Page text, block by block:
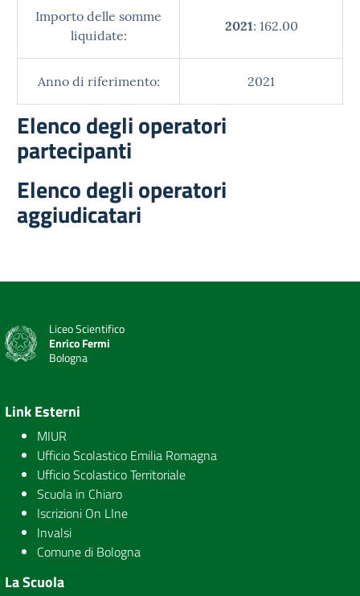
Importo delle somme
liquidate:
2021: 162.00
Anno di riferimento: 2021
Elenco degli operatori
partecipanti
Elenco degli operatori
aggiudicatari
Liceo Scientifico
Enrico Fermi
Bologna
Link Esterni
MIUR
Ufficio Scolastico Emilia Romagna
Ufficio Scolastico Territoriale
Scuola in Chiaro
Iscrizioni On LIne
Invalsi
Comune di Bologna
La Scuola